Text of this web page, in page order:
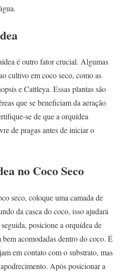
é outro fator crucial. Algumas
cultivo em coco seco, como as
e Cattleya. Essas plantas são
que se beneficiam da aeração
se de que a orquídea
de pragas antes de iniciar o
no Coco Seco
seco, coloque uma camada de
da casca do coco, isso ajudará
posicione a orquídea de
acomodadas dentro do coco. É
em contato com o substrato, mas
Após posicionar a